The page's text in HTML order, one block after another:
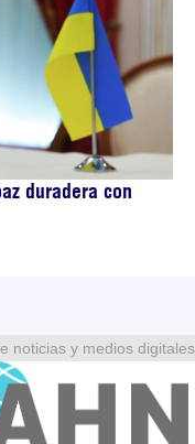
duradera con
noticias y medios digitales